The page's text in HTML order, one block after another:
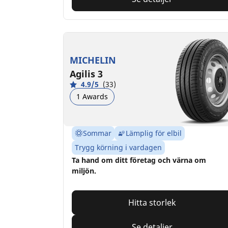
MICHELIN
Agilis 3
4.9/5 (33)
1 Awards
Sommar
Lämplig för elbil
Trygg körning i vardagen
Ta hand om ditt företag och värna om
miljön.
Hitta storlek